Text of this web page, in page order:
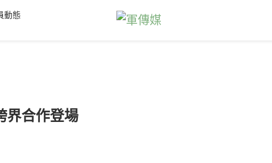
動態
界合作登場